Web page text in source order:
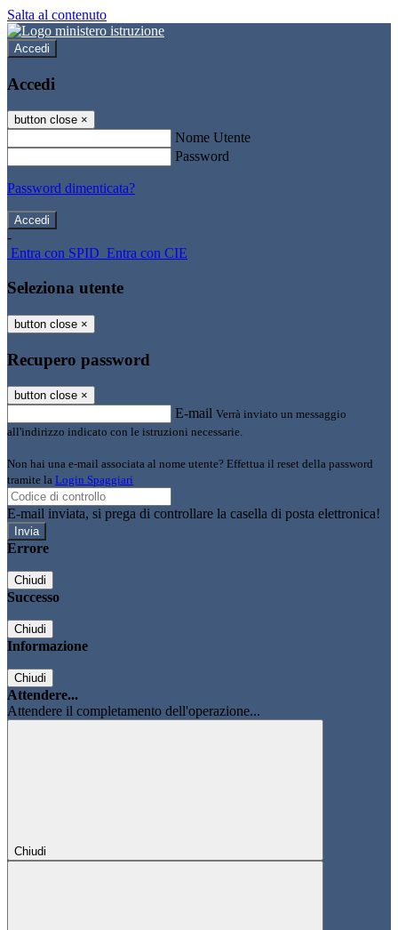
Salta al contenuto
Accedi
Accedi
button close ×
Nome Utente
Password
Password dimenticata?
-
Entra con SPID Entra con CIE
Seleziona utente
button close ×
Recupero password
button close ×
E-mail Verrà inviato un messaggio
all'indirizzo indicato con le istruzioni necessarie.
Non hai una e-mail associata al nome utente? Effettua il reset della password
tramite la Login Spaggiari
E-mail inviata, si prega di controllare la casella di posta elettronica!
Errore
Chiudi
Successo
Chiudi
Informazione
Chiudi
Attendere...
Attendere il completamento dell'operazione...
Chiudi